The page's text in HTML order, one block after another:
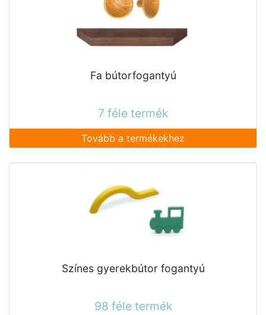
Fa bútorfogantyú
7 féle termék
Tovább a termékekhez
Színes gyerekbútor fogantyú
98 féle termék